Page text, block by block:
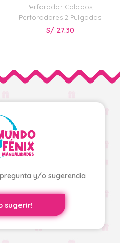
Perforador Calados,
Perforadores 2 Pulgadas
S/ 27.30
pregunta y/o sugerencia.
sugerir!